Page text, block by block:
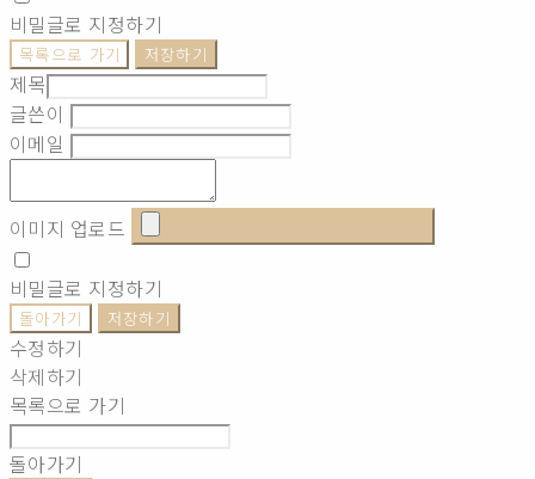
비밀글로 지정하기
목록으로 가기 저장하기
제목
글쓴이
이메일
이미지 업로드
비밀글로 지정하기
돌아가기 저장하기
수정하기
삭제하기
목록으로 가기
돌아가기